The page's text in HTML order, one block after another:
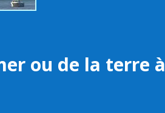
ou de la terre à